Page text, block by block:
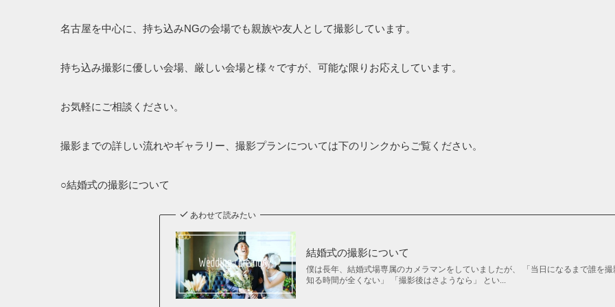
名古屋を中心に、持ち込みNGの会場でも親族や友人として撮影しています。
持ち込み撮影に優しい会場、厳しい会場と様々ですが、可能な限りお応えしています。
お気軽にご相談ください。
撮影までの詳しい流れやギャラリー、撮影プランについては下のリンクからご覧ください。
○結婚式の撮影について
あわせて読みたい
結婚式の撮影について
僕は長年、結婚式場専属のカメラマンをしていましたが、 「当日になるまで誰を
知る時間が全くない」 「撮影後はさようなら」 とい...